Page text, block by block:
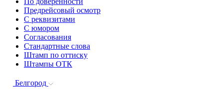
Предрейсовый осмотр
С реквизитами
С юмором
Согласования
Стандартные слова
Штамп по оттиску
Штампы ОТК
Белгород